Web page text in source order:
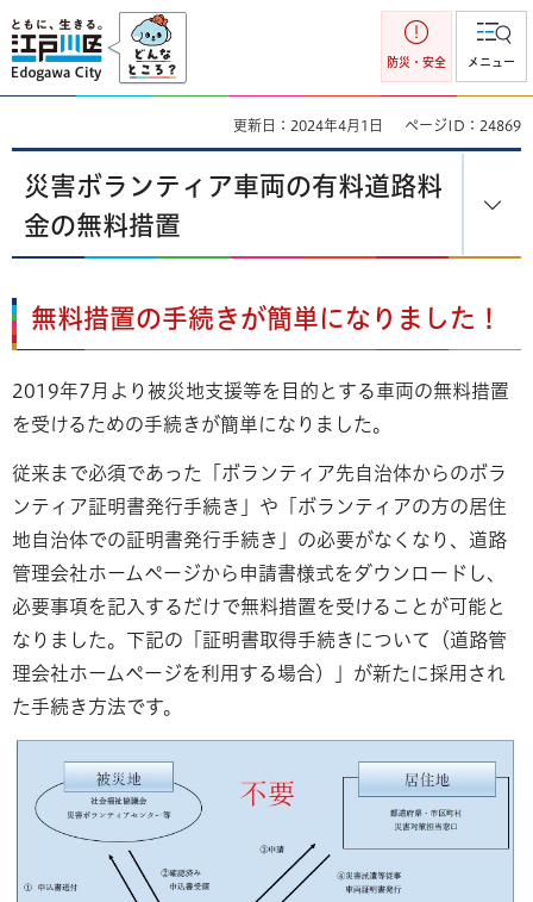
江戸川区
防災・安全 メニュー
更新日：2024年4月1日 ページID：24869
災害ボランティア車両の有料道路料
金の無料措置
無料措置の手続きが簡単になりました！
2019年7月より被災地支援等を目的とする車両の無料措置
を受けるための手続きが簡単になりました。
従来まで必須であった「ボランティア先自治体からのボラ
ンティア証明書発行手続き」や「ボランティアの方の居住
地自治体での証明書発行手続き」の必要がなくなり、道路
管理会社ホームページから申請書様式をダウンロードし、
必要事項を記入するだけで無料措置を受けることが可能と
なりました。下記の「証明書取得手続きについて（道路管
理会社ホームページを利用する場合）」が新たに採用され
た手続き方法です。